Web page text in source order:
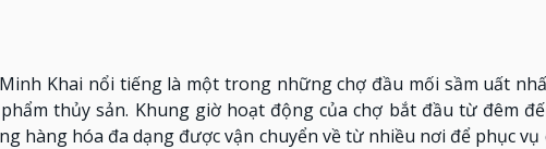
Khai nổi tiếng là một trong những chợ đầu mối sầm uất
thủy sản. Khung giờ hoạt động của chợ bắt đầu từ đêm
hàng hóa đa dạng được vận chuyển về từ nhiều nơi để phục vụ